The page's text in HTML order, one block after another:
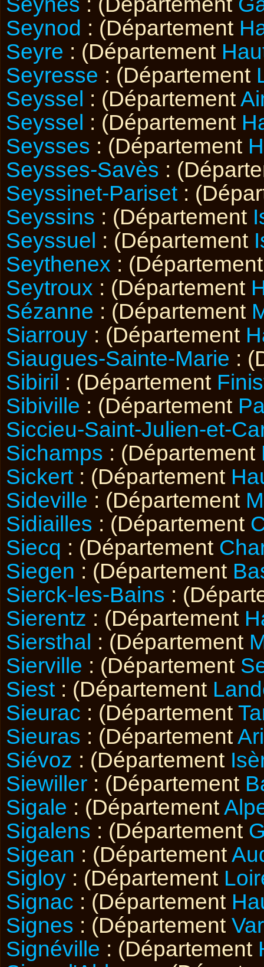
Seynod : (Département
Seyre : (Département
Seyresse : (Département
Seyssel : (Département
Seyssel : (Département
Seysses : (Département
Seysses-Savès :
Seyssinet-Pariset :
Seyssins : (Département
Seyssuel : (Département
Seythenex :
Seytroux : (Département
Sézanne : (Département
Siarrouy : (Département
Siaugues-Sainte-Marie :
Sibiril : (Département
Sibiville : (Département
Siccieu-Saint-Julien-et-
Sichamps : (Département
Sickert : (Département
Sideville : (Département
Sidiailles : (Département
Siecq : (Département
Siegen : (Département
Sierck-les-Bains :
Sierentz : (Département
Siersthal : (Département
Sierville : (Département
Siest : (Département
Sieurac : (Département
Sieuras : (Département
Siévoz : (Département
Siewiller : (Département
Sigale : (Département
Sigalens : (Département
Sigean : (Département
Sigloy : (Département
Signac : (Département
Signes : (Département Var
Signéville : (Département